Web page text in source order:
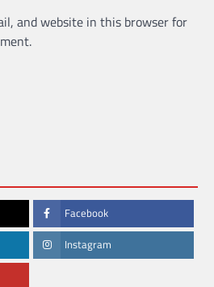
and website in this browser for
Facebook
Instagram